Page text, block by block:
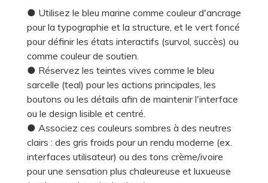
● Utilisez le bleu marine comme couleur d'ancrage
pour la typographie et la structure, et le vert foncé
pour définir les états interactifs (survol, succès) ou
comme couleur de soutien.
● Réservez les teintes vives comme le bleu
sarcelle (teal) pour les actions principales, les
boutons ou les détails afin de maintenir l'interface
ou le design lisible et centré.
● Associez ces couleurs sombres à des neutres
clairs : des gris froids pour un rendu moderne (ex.
interfaces utilisateur) ou des tons crème/ivoire
pour une sensation plus chaleureuse et luxueuse